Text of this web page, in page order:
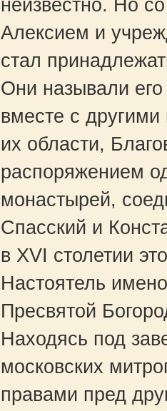
неизвестно. Но
Алексием и
стал
Они называли
вместе с
их области,
распоряжением
монастырей,
Спасский и
в XVI столетии
Настоятель
Пресвятой
Находясь под
московских
правами пред